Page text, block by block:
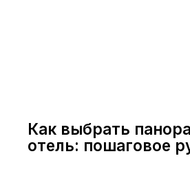
Как выбрать
отель: пошаговое